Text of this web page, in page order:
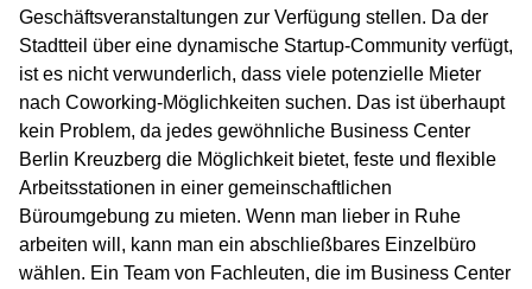
Geschäftsveranstaltungen zur Verfügung stellen. Da der
Stadtteil über eine dynamische Startup-Community verfügt,
ist es nicht verwunderlich, dass viele potenzielle Mieter
nach Coworking-Möglichkeiten suchen. Das ist überhaupt
kein Problem, da jedes gewöhnliche Business Center
Berlin Kreuzberg die Möglichkeit bietet, feste und flexible
Arbeitsstationen in einer gemeinschaftlichen
Büroumgebung zu mieten. Wenn man lieber in Ruhe
arbeiten will, kann man ein abschließbares Einzelbüro
wählen. Ein Team von Fachleuten, die im Business Center